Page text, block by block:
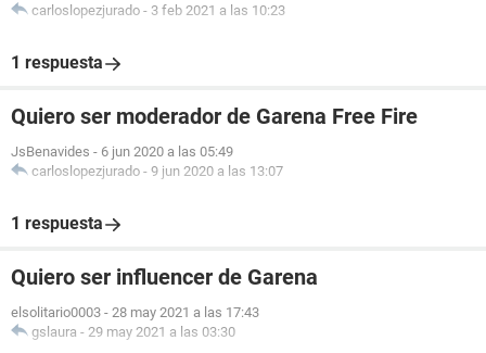
carloslopezjurado - 3 feb 2021 a las 10:23
1 respuesta
Quiero ser moderador de Garena Free Fire
JsBenavides - 6 jun 2020 a las 05:49
carloslopezjurado - 9 jun 2020 a las 13:07
1 respuesta
Quiero ser influencer de Garena
elsolitario0003 - 28 may 2021 a las 17:43
gslaura - 29 may 2021 a las 03:30